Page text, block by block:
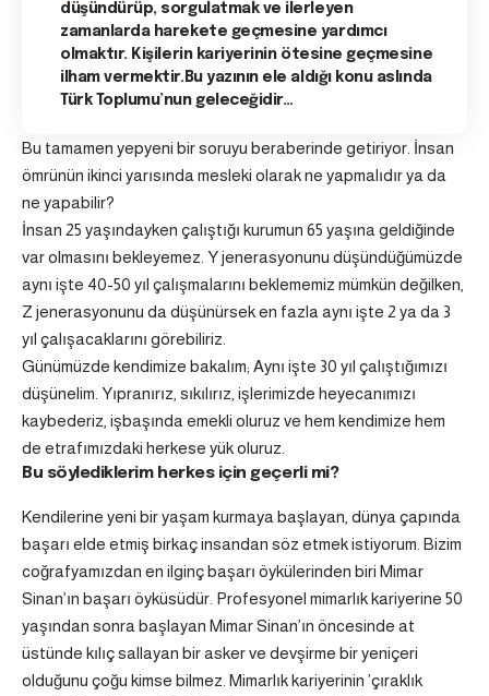
düşündürüp, sorgulatmak ve ilerleyen
zamanlarda harekete geçmesine yardımcı
olmaktır. Kişilerin kariyerinin ötesine geçmesine
ilham vermektir.Bu yazının ele aldığı konu aslında
Türk Toplumu’nun geleceğidir…
Bu tamamen yepyeni bir soruyu beraberinde getiriyor. İnsan
ömrünün ikinci yarısında mesleki olarak ne yapmalıdır ya da
ne yapabilir?
İnsan 25 yaşındayken çalıştığı kurumun 65 yaşına geldiğinde
var olmasını bekleyemez. Y jenerasyonunu düşündüğümüzde
aynı işte 40-50 yıl çalışmalarını beklememiz mümkün değilken,
Z jenerasyonunu da düşünürsek en fazla aynı işte 2 ya da 3
yıl çalışacaklarını görebiliriz.
Günümüzde kendimize bakalım; Aynı işte 30 yıl çalıştığımızı
düşünelim. Yıpranırız, sıkılırız, işlerimizde heyecanımızı
kaybederiz, işbaşında emekli oluruz ve hem kendimize hem
de etrafımızdaki herkese yük oluruz.
Bu söylediklerim herkes için geçerli mi?
Kendilerine yeni bir yaşam kurmaya başlayan, dünya çapında
başarı elde etmiş birkaç insandan söz etmek istiyorum. Bizim
coğrafyamızdan en ilginç başarı öykülerinden biri Mimar
Sinan’ın başarı öyküsüdür. Profesyonel mimarlık kariyerine 50
yaşından sonra başlayan Mimar Sinan’ın öncesinde at
üstünde kılıç sallayan bir asker ve devşirme bir yeniçeri
olduğunu çoğu kimse bilmez. Mimarlık kariyerinin ’çıraklık